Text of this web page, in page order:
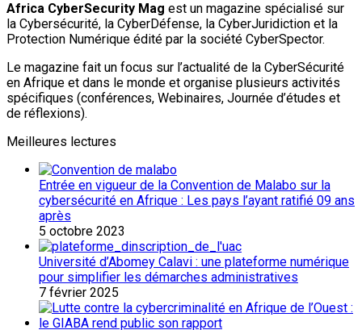
Africa CyberSecurity Mag est un magazine spécialisé sur
la Cybersécurité, la CyberDéfense, la CyberJuridiction et la
Protection Numérique édité par la société CyberSpector.
Le magazine fait un focus sur l’actualité de la CyberSécurité
en Afrique et dans le monde et organise plusieurs activités
spécifiques (conférences, Webinaires, Journée d’études et
de réflexions).
Meilleures lectures
Entrée en vigueur de la Convention de Malabo sur la
cybersécurité en Afrique : Les pays l’ayant ratifié 09 ans
après
5 octobre 2023
Université d’Abomey Calavi : une plateforme numérique
pour simplifier les démarches administratives
7 février 2025